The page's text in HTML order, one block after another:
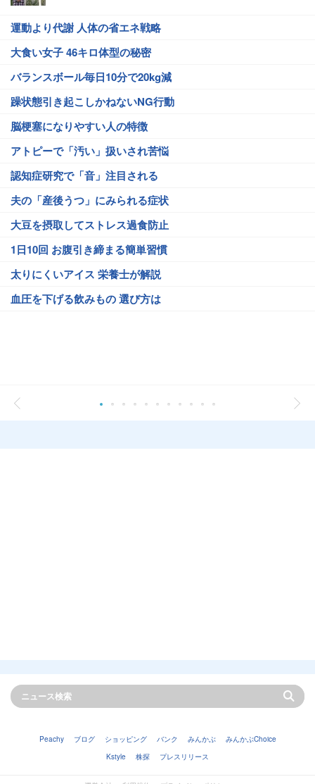
運動より代謝 人体の省エネ戦略
大食い女子 46キロ体型の秘密
バランスボール毎日10分で20kg減
躁状態引き起こしかねないNG行動
脳梗塞になりやすい人の特徴
アトピーで「汚い」扱いされ苦悩
認知症研究で「音」注目される
夫の「産後うつ」にみられる症状
大豆を摂取してストレス過食防止
1日10回 お腹引き締まる簡単習慣
太りにくいアイス 栄養士が解説
血圧を下げる飲みもの 選び方は
Peachy ブログ ショッピング バンク みんかぶ
みんかぶChoice
Kstyle
株探 プレスリリース